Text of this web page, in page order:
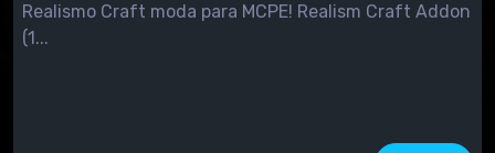
Realismo Craft moda para MCPE! Realism Craft Addon
(1...